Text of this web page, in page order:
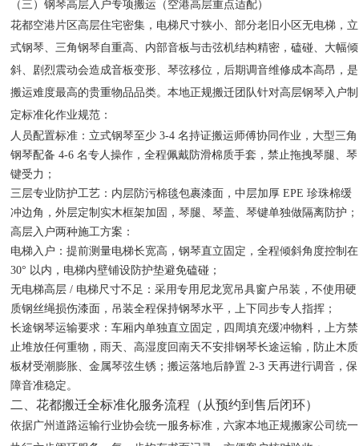
（三）钢琴高层入户专项搬运（空港高层重点适配）
花都空港片区高层住宅密集，电梯尺寸狭小、部分老旧小区无电梯，立
式钢琴、三角钢琴自重高、内部音板与击弦机结构精密，磕碰、大幅倾
斜、剧烈震动会造成音板变形、琴弦移位，后期调音维修成本高昂，是
搬运难度最高的贵重物品品类。本地正规搬迁团队针对高层钢琴入户制
定标准化作业规范：
人员配置标准：立式钢琴至少 3-4 名持证搬运师傅协同作业，大型三角
钢琴配备 4-6 名专人操作，全程佩戴防滑棉质手套，禁止拖拽琴腿、琴
键受力；
三层专业防护工艺：内层防污棉毯包裹漆面，中层加厚 EPE 珍珠棉缓
冲边角，外层定制实木框架加固，琴腿、琴盖、琴键单独做隔离防护；
高层入户两种施工方案：
电梯入户：提前测量电梯长宽高，钢琴直立固定，全程倾斜角度控制在
30° 以内，电梯内壁铺设防护垫避免磕碰；
无电梯高层 / 电梯尺寸不足：采用专用尼龙宽吊具窗户吊装，不使用硬
质钢丝绳损伤漆面，吊装全程保持钢琴水平，上下同步专人指挥；
长途钢琴运输要求：车厢内单独直立固定，四周填充缓冲物料，上方禁
止堆放任何重物，雨天、高湿度回南天不安排钢琴长途运输，防止木质
板材受潮膨胀、金属琴弦生锈；搬运落地后静置 2-3 天再进行调音，保
障音准稳定。
二、花都搬迁全标准化服务流程（从预约到售后闭环）
依据广州道路运输行业协会统一服务标准，六家本地正规搬家公司统一